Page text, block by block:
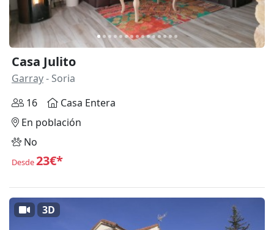
Casa Julito
Garray- Soria
16
Casa Entera
En población
No
Desde23€*
3D